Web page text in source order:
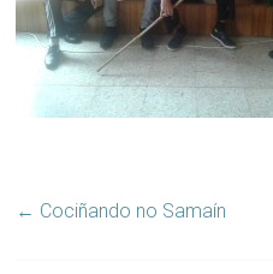
← Cociñando no Samaín